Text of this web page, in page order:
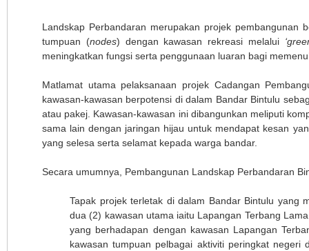
Landskap Perbandaran merupakan projek pembangunan
tumpuan (nodes) dengan kawasan rekreasi melalui
meningkatkan fungsi serta penggunaan luaran bagi
Matlamat utama pelaksanaan projek Cadangan
kawasan-kawasan berpotensi di dalam Bandar Bintulu
atau pakej. Kawasan-kawasan ini dibangunkan meliputi
sama lain dengan jaringan hijau untuk mendapat kesan
yang selesa serta selamat kepada warga bandar.
Secara umumnya, Pembangunan Landskap Perbandaran
Tapak projek terletak di dalam Bandar Bintulu yang
dua (2) kawasan utama iaitu Lapangan Terbang
yang berhadapan dengan kawasan Lapangan
kawasan tumpuan pelbagai aktiviti peringkat